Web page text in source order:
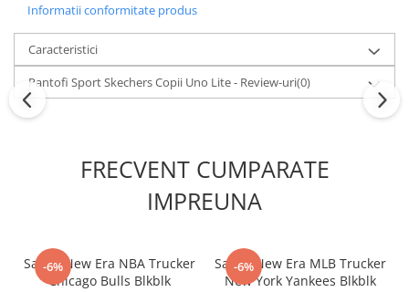
Informatii conformitate produs
Caracteristici
Pantofi Sport Skechers Copii Uno Lite - Review-uri(0)
FRECVENT CUMPARATE
IMPREUNA
-6%
Sapca New Era NBA Trucker
Chicago Bulls Blkblk
-6%
Sapca New Era MLB Trucker
New York Yankees Blkblk